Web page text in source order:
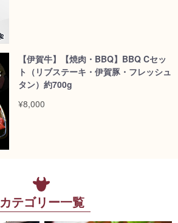
【伊賀牛】【焼肉・BBQ】BBQ Cセッ
ト（リブステーキ・伊賀豚・フレッシュ
タン）約700g
¥8,000
カテゴリー一覧